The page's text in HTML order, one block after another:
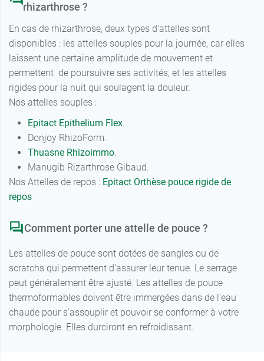
rhizarthrose ?
En cas de rhizarthrose, deux types d'attelles sont
disponibles : les attelles souples pour la journée, car elles
laissent une certaine amplitude de mouvement et
permettent de poursuivre ses activités, et les attelles
rigides pour la nuit qui soulagent la douleur.
Nos attelles souples :
Epitact Epithelium Flex.
Donjoy RhizoForm.
Thuasne Rhizoimmo.
Manugib Rizarthrose Gibaud.
Nos Attelles de repos : Epitact Orthèse pouce rigide de
repos
Comment porter une attelle de pouce ?
Les attelles de pouce sont dotées de sangles ou de
scratchs qui permettent d'assurer leur tenue. Le serrage
peut généralement être ajusté. Les attelles de pouce
thermoformables doivent être immergées dans de l'eau
chaude pour s'assouplir et pouvoir se conformer à votre
morphologie. Elles durciront en refroidissant.